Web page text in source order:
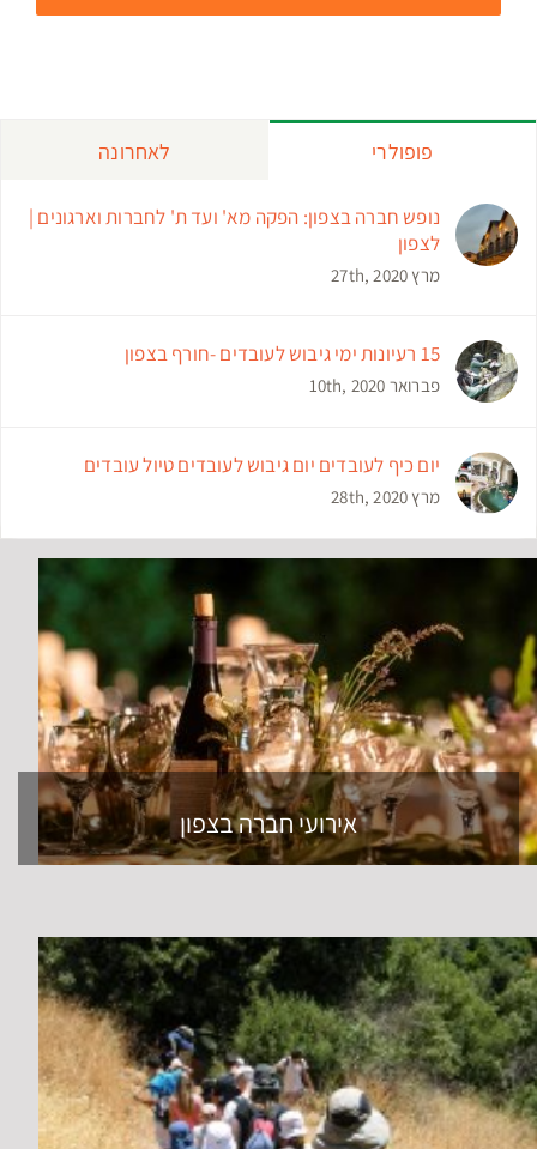
פופולרי לאחרונה
נופש חברה בצפון: הפקה מא' ועד ת' לחברות וארגונים |
לצפון
מרץ 27th, 2020
15 רעיונות ימי גיבוש לעובדים -חורף בצפון
פברואר 10th, 2020
יום כיף לעובדים יום גיבוש לעובדים טיול עובדים
מרץ 28th, 2020
אירועי חברה בצפון